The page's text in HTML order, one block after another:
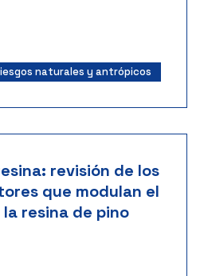
naturales y antrópicos
revisión de los
que modulan el
resina de pino